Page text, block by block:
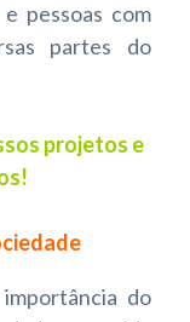
pessoas com
partes do
projetos e
do